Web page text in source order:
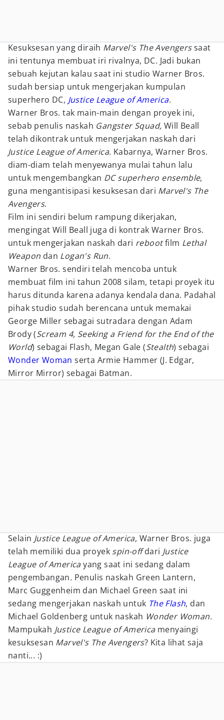
Kesuksesan yang diraih Marvel's The Avengerssaat
ini tentunya membuat iri rivalnya, DC. Jadi bukan
sebuah kejutan kalau saat ini studio Warner Bros.
sudah bersiap untuk mengerjakan kumpulan
superhero DC, Justice League of America.
Warner Bros. tak main-main dengan proyek ini,
sebab penulis naskah Gangster Squad, Will Beall
telah dikontrak untuk mengerjakan naskah dari
Justice League of America. Kabarnya, Warner Bros.
diam-diam telah menyewanya mulai tahun lalu
untuk mengembangkan DC superhero ensemble,
guna mengantisipasi kesuksesan dari Marvel's The
Avengers.
Film ini sendiri belum rampung dikerjakan,
mengingat Will Beall juga di kontrak Warner Bros.
untuk mengerjakan naskah dari rebootfilm Lethal
Weapon dan Logan's Run.
Warner Bros. sendiri telah mencoba untuk
membuat film ini tahun 2008 silam, tetapi proyek itu
harus ditunda karena adanya kendala dana. Padahal
pihak studio sudah berencana untuk memakai
George Miller sebagai sutradara dengan Adam
Brody (Scream 4, Seeking a Friend for the End of the
World) sebagai Flash, Megan Gale (Stealth) sebagai
Wonder Woman serta Armie Hammer (J. Edgar,
Mirror Mirror) sebagai Batman.
Selain Justice League of America, Warner Bros. juga
telah memiliki dua proyek spin-offdari Justice
League of Americayang saat ini sedang dalam
pengembangan. Penulis naskah Green Lantern,
Marc Guggenheim dan Michael Green saat ini
sedang mengerjakan naskah untuk The Flash, dan
Michael Goldenberg untuk naskah Wonder Woman.
Mampukah Justice League of Americamenyaingi
kesuksesan Marvel's The Avengers? Kita lihat saja
nanti... :)